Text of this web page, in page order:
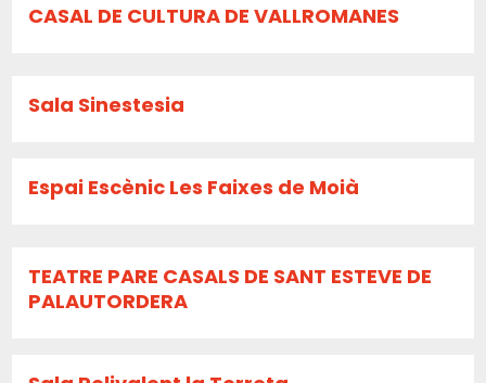
CASAL DE CULTURA DE VALLROMANES
Sala Sinestesia
Espai Escènic Les Faixes de Moià
TEATRE PARE CASALS DE SANT ESTEVE DE
PALAUTORDERA